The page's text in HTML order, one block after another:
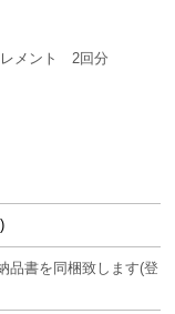
レメント 2回分
品書を同梱致します(登